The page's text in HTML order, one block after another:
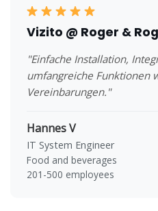
Vizito @ Roger &
"Einfache Installation,
umfangreiche Funktionen
Vereinbarungen."
Hannes V
IT System Engineer
Food and beverages
201-500 employees